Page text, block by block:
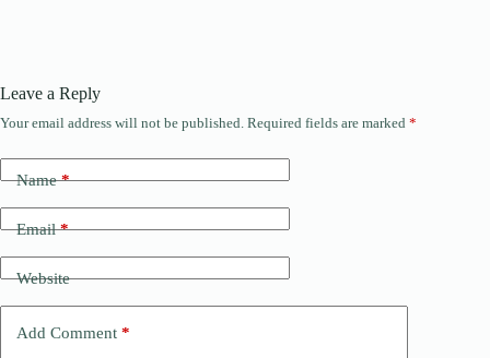
Leave a Reply
Your email address will not be published. Required fields are marked *
Name*
Email*
Website
Add Comment *